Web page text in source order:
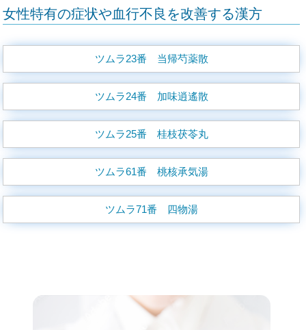
女性特有の症状や血行不良を改善する漢方
ツムラ23番 当帰芍薬散
ツムラ24番 加味逍遙散
ツムラ25番 桂枝茯苓丸
ツムラ61番 桃核承気湯
ツムラ71番 四物湯